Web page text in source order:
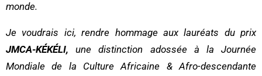
monde.
Je voudrais ici, rendre hommage aux lauréats du prix
JMCA-KÉKÉLI,une distinction adossée à la Journée
Mondiale de la Culture Africaine & Afro-descendante